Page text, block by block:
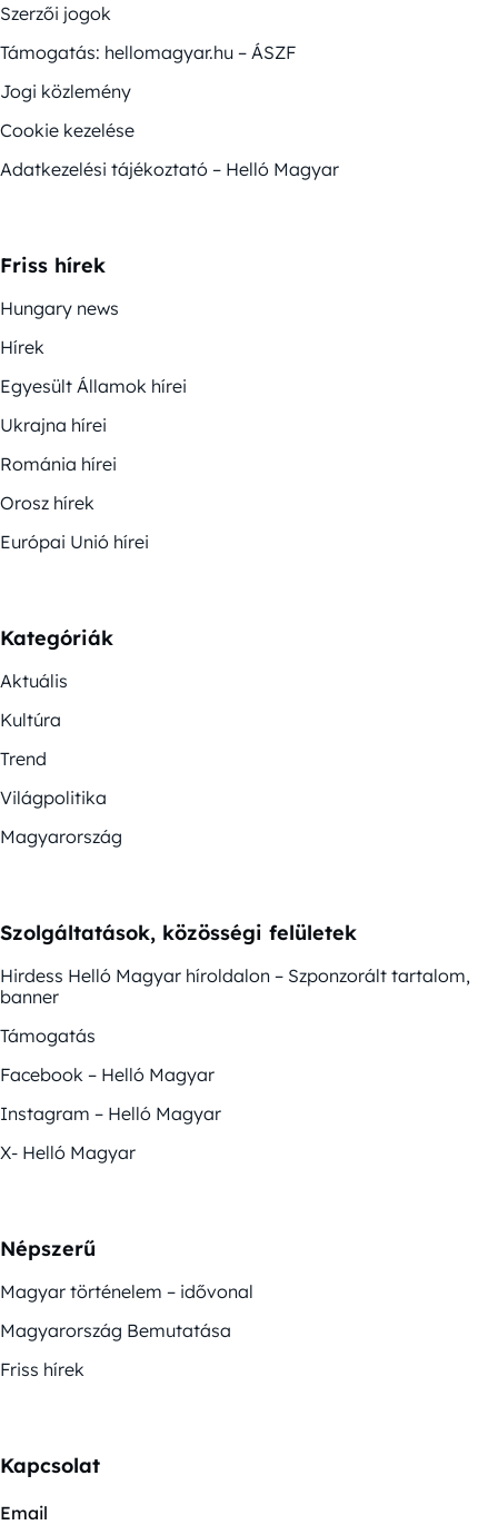
Szerzői jogok
Támogatás: hellomagyar.hu – ÁSZF
Jogi közlemény
Cookie kezelése
Adatkezelési tájékoztató – Helló Magyar
Friss hírek
Hungary news
Hírek
Egyesült Államok hírei
Ukrajna hírei
Románia hírei
Orosz hírek
Európai Unió hírei
Kategóriák
Aktuális
Kultúra
Trend
Világpolitika
Magyarország
Szolgáltatások, közösségi felületek
Hirdess Helló Magyar híroldalon – Szponzorált tartalom,
banner
Támogatás
Facebook – Helló Magyar
Instagram – Helló Magyar
X- Helló Magyar
Népszerű
Magyar történelem – idővonal
Magyarország Bemutatása
Friss hírek
Kapcsolat
Email